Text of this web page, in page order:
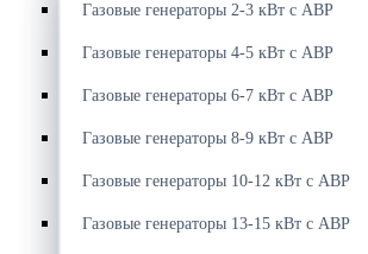
Газовые генераторы 2-3 кВт с АВР
Газовые генераторы 4-5 кВт с АВР
Газовые генераторы 6-7 кВт с АВР
Газовые генераторы 8-9 кВт с АВР
Газовые генераторы 10-12 кВт с АВР
Газовые генераторы 13-15 кВт с АВР